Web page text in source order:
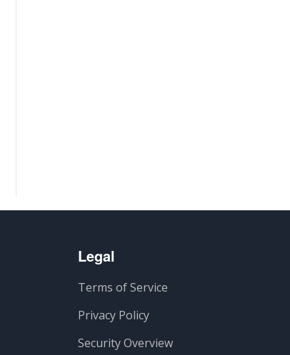
Legal
Terms of Service
Privacy Policy
Security Overview